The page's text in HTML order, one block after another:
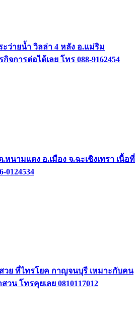
ว่ายน้ำ วิลล่า 4 หลัง อ.แม่ริม
จการต่อได้เลย โทร 088-9162454
นามแดง อ.เมือง จ.ฉะเชิงเทรา เนื้อที่
0124534
วย ที่ไทรโยค กาญจนบุรี เหมาะกับคน
น โทรคุยเลย 0810117012